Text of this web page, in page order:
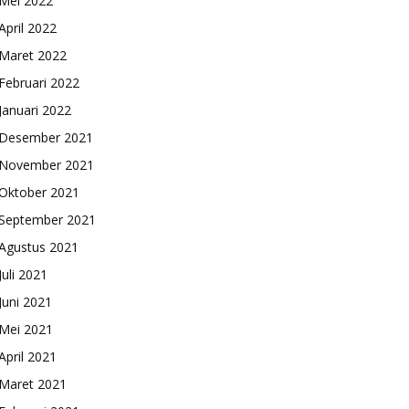
2022
2022
2022
2022
2021
2021
2021
2021
2021
2021
2021
2021
2021
2021